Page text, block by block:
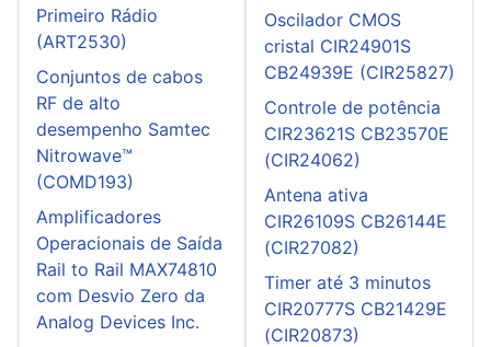
Primeiro Rádio
(ART2530)
Conjuntos de cabos
RF de alto
desempenho Samtec
Nitrowave™
(COMD193)
Amplificadores
Operacionais de Saída
Rail to Rail MAX74810
com Desvio Zero da
Analog Devices Inc.
Oscilador CMOS
cristal CIR24901S
CB24939E (CIR25827)
Controle de potência
CIR23621S CB23570E
(CIR24062)
Antena ativa
CIR26109S CB26144E
(CIR27082)
Timer até 3 minutos
CIR20777S CB21429E
(CIR20873)